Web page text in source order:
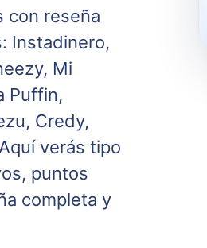
con reseña
Instadinero,
Mi
Puffin,
Credy,
verás tipo
puntos
completa y